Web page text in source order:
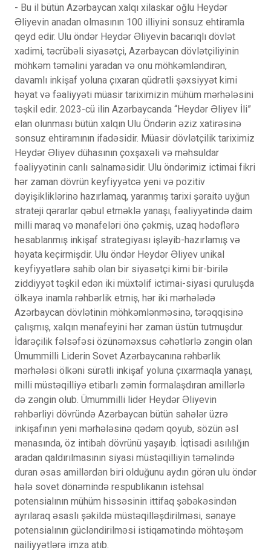
- Bu il bütün Azərbaycan xalqı xilaskar oğlu Heydər
Əliyevin anadan olmasının 100 illiyini sonsuz ehtiramla
qeyd edir. Ulu öndər Heydər Əliyevin bacarıqlı dövlət
xadimi, təcrübəli siyasətçi, Azərbaycan dövlətçiliyinin
möhkəm təməlini yaradan və onu möhkəmləndirən,
davamlı inkişaf yoluna çıxaran qüdrətli şəxsiyyət kimi
həyat və fəaliyyəti müasir tariximizin mühüm mərhələsini
təşkil edir. 2023-cü ilin Azərbaycanda “Heydər Əliyev İli”
elan olunması bütün xalqın Ulu Öndərin əziz xatirəsinə
sonsuz ehtiramının ifadəsidir. Müasir dövlətçilik tariximiz
Heydər Əliyev dühasının çoxşaxəli və məhsuldar
fəaliyyətinin canlı salnaməsidir. Ulu öndərimiz ictimai fikri
hər zaman dövrün keyfiyyətcə yeni və pozitiv
dəyişikliklərinə hazırlamaq, yaranmış tarixi şəraitə uyğun
strateji qərarlar qəbul etməklə yanaşı, fəaliyyətində daim
milli maraq və mənafeləri önə çəkmiş, uzaq hədəflərə
hesablanmış inkişaf strategiyası işləyib-hazırlamış və
həyata keçirmişdir. Ulu öndər Heydər Əliyev unikal
keyfiyyətlərə sahib olan bir siyasətçi kimi bir-birilə
ziddiyyət təşkil edən iki müxtəlif ictimai-siyasi quruluşda
ölkəyə inamla rəhbərlik etmiş, hər iki mərhələdə
Azərbaycan dövlətinin möhkəmlənməsinə, tərəqqisinə
çalışmış, xalqın mənafeyini hər zaman üstün tutmuşdur.
İdarəçilik fəlsəfəsi özünəməxsus cəhətlərlə zəngin olan
Ümummilli Liderin Sovet Azərbaycanına rəhbərlik
mərhələsi ölkəni sürətli inkişaf yoluna çıxarmaqla yanaşı,
milli müstəqilliyə etibarlı zəmin formalaşdıran amillərlə
də zəngin olub. Ümummilli lider Heydər Əliyevin
rəhbərliyi dövründə Azərbaycan bütün sahələr üzrə
inkişafının yeni mərhələsinə qədəm qoyub, sözün əsl
mənasında, öz intibah dövrünü yaşayıb. İqtisadi asılılığın
aradan qaldırılmasının siyasi müstəqilliyin təməlində
duran əsas amillərdən biri olduğunu aydın görən ulu öndər
hələ sovet dönəmində respublikanın istehsal
potensialının mühüm hissəsinin ittifaq şəbəkəsindən
ayrılaraq əsaslı şəkildə müstəqilləşdirilməsi, sənaye
potensialının gücləndirilməsi istiqamətində möhtəşəm
nailiyyətlərə imza atıb.